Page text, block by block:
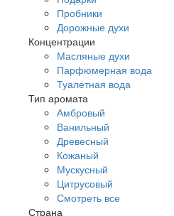
Пробники
Дорожные духи
Концентрации
Масляные духи
Парфюмерная вода
Туалетная вода
Тип аромата
Амбровый
Ванильный
Древесный
Кожаный
Мускусный
Цитрусовый
Смотреть все
Страна